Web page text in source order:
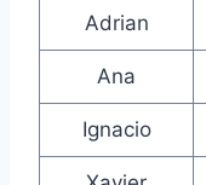
Adrian
Ana
Ignacio